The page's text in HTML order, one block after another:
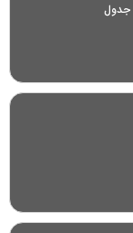
جدول